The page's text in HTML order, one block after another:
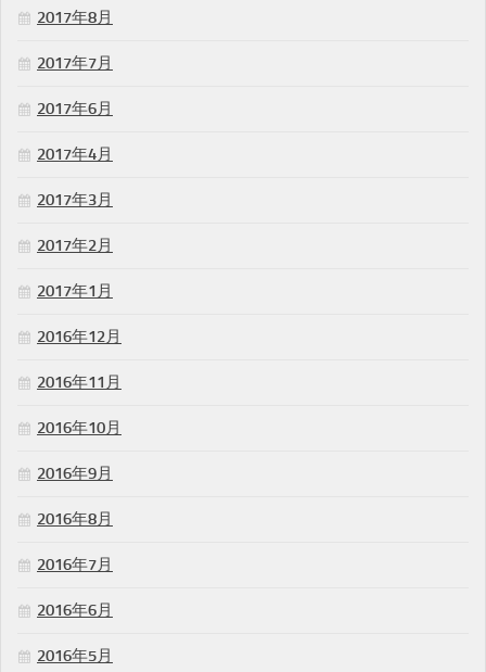
2017年8月
2017年7月
2017年6月
2017年4月
2017年3月
2017年2月
2017年1月
2016年12月
2016年11月
2016年10月
2016年9月
2016年8月
2016年7月
2016年6月
2016年5月